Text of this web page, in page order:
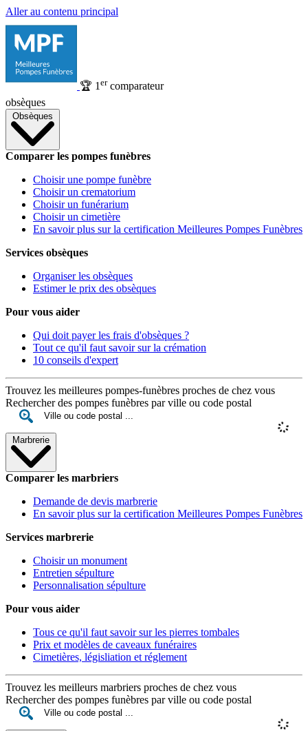
Aller au contenu principal
🏆 1 ercomparateur
obsèques
Obsèques
Comparer les pompes funèbres
Choisir une pompe funèbre
Choisir un crematorium
Choisir un funérarium
Choisir un cimetière
En savoir plus sur la certification Meilleures Pompes Funèbres
Services obsèques
Organiser les obsèques
Estimer le prix des obsèques
Pour vous aider
Qui doit payer les frais d'obsèques ?
Tout ce qu'il faut savoir sur la crémation
10 conseils d'expert
Trouvez les meilleures pompes-funèbres proches de chez vous
Rechercher des pompes funèbres par ville ou code postal
Marbrerie
Comparer les marbriers
Demande de devis marbrerie
En savoir plus sur la certification Meilleures Pompes Funèbres
Services marbrerie
Choisir un monument
Entretien sépulture
Personnalisation sépulture
Pour vous aider
Tous ce qu'il faut savoir sur les pierres tombales
Prix et modèles de caveaux funéraires
Cimetières, législiation et réglement
Trouvez les meilleurs marbriers proches de chez vous
Rechercher des pompes funèbres par ville ou code postal